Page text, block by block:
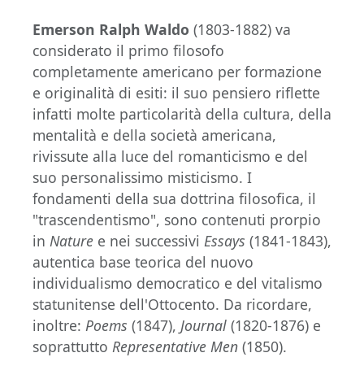
Emerson Ralph Waldo (1803-1882) va
considerato il primo filosofo
completamente americano per formazione
e originalità di esiti: il suo pensiero riflette
infatti molte particolarità della cultura, della
mentalità e della società americana,
rivissute alla luce del romanticismo e del
suo personalissimo misticismo. I
fondamenti della sua dottrina filosofica, il
"trascendentismo", sono contenuti prorpio
in Nature e nei successivi Essays (1841-1843),
autentica base teorica del nuovo
individualismo democratico e del vitalismo
statunitense dell'Ottocento. Da ricordare,
inoltre: Poems (1847), Journal (1820-1876) e
soprattutto Representative Men (1850).